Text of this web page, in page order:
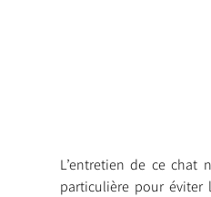
L’entretien de ce chat
particulière pour